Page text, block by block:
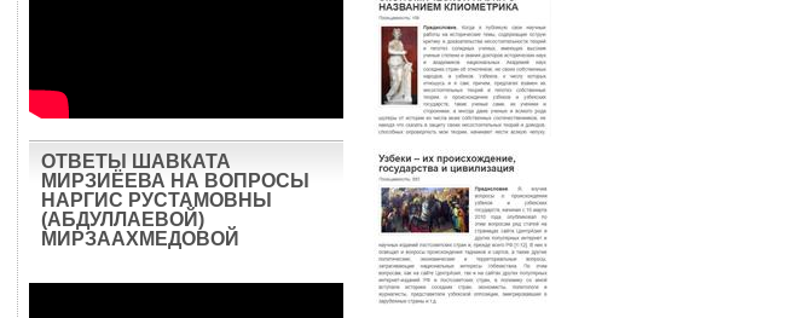
ОТВЕТЫ ШАВКАТА
МИРЗИЁЕВА НА ВОПРОСЫ
НАРГИС РУСТАМОВНЫ
(АБДУЛЛАЕВОЙ)
МИРЗААХМЕДОВОЙ